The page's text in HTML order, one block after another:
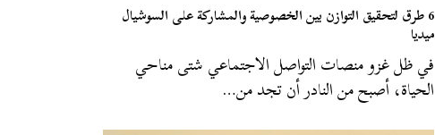
6 طرق لتحقيق التوازن بين الخصوصية والمشاركة على السوشيال
ميديا
في ظل غزو منصات التواصل الاجتماعي شتى مناحي
الحياة، أصبح من النادر أن تجد من…